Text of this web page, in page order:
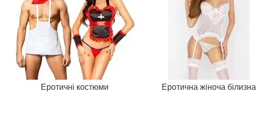
Еротичні костюми Еротична жіноча білизна